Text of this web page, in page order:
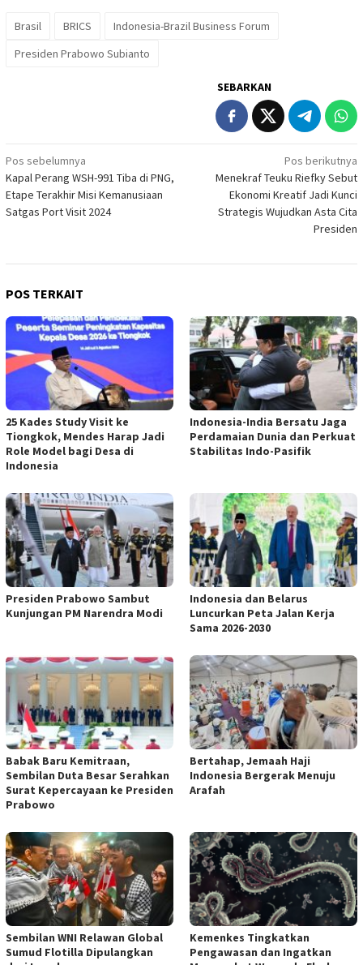
Brasil BRICS
Indonesia-Brazil Business Forum
Presiden Prabowo Subianto
SEBARKAN
Navigasi
pos
Pos sebelumnya
Kapal Perang WSH-991 Tiba di PNG,
Etape Terakhir Misi Kemanusiaan
Satgas Port Visit 2024
Pos berikutnya
Menekraf Teuku Riefky Sebut
Ekonomi Kreatif Jadi Kunci
Strategis Wujudkan Asta Cita
Presiden
POS TERKAIT
25 Kades Study Visit ke
Tiongkok, Mendes Harap Jadi
Role Model bagi Desa di
Indonesia
Indonesia-India Bersatu Jaga
Perdamaian Dunia dan Perkuat
Stabilitas Indo-Pasifik
Presiden Prabowo Sambut
Kunjungan PM Narendra Modi
Indonesia dan Belarus
Luncurkan Peta Jalan Kerja
Sama 2026-2030
Babak Baru Kemitraan,
Sembilan Duta Besar Serahkan
Surat Kepercayaan ke Presiden
Prabowo
Bertahap, Jemaah Haji
Indonesia Bergerak Menuju
Arafah
Sembilan WNI Relawan Global
Sumud Flotilla Dipulangkan
Kemenkes Tingkatkan
Pengawasan dan Ingatkan